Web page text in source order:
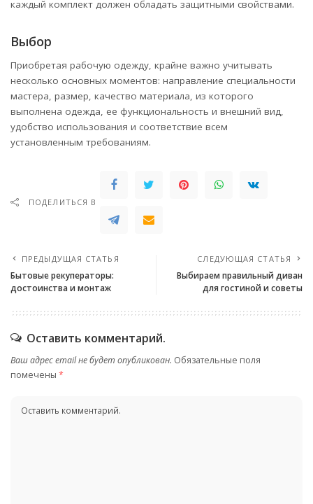
каждый комплект должен обладать защитными свойствами.
Выбор
Приобретая рабочую одежду, крайне важно учитывать
несколько основных моментов: направление специальности
мастера, размер, качество материала, из которого
выполнена одежда, ее функциональность и внешний вид,
удобство использования и соответствие всем
установленным требованиям.
ПОДЕЛИТЬСЯ В
ПРЕДЫДУЩАЯ СТАТЬЯ
Бытовые рекуператоры:
достоинства и монтаж
СЛЕДУЮЩАЯ СТАТЬЯ
Выбираем правильный диван
для гостиной и советы
Оставить комментарий.
Ваш адрес email не будет опубликован. Обязательные поля
помечены *